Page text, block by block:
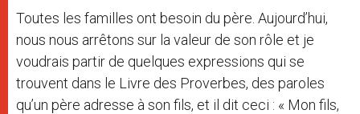
Toutes les familles ont besoin du père. Aujourd’hui,
nous nous arrêtons sur la valeur de son rôle et je
voudrais partir de quelques expressions qui se
trouvent dans le Livre des Proverbes, des paroles
qu’un père adresse à son fils, et il dit ceci : « Mon fils,